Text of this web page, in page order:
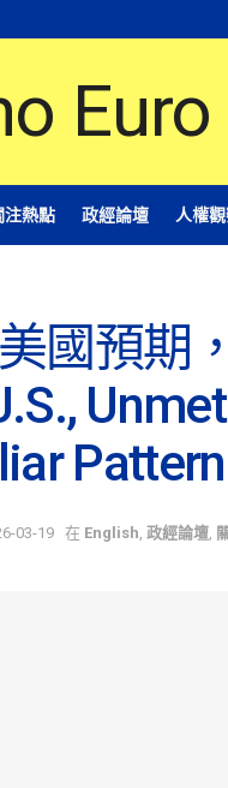
注熱點 政經論壇 人權
國預期
03-19 在 English ,政經論壇